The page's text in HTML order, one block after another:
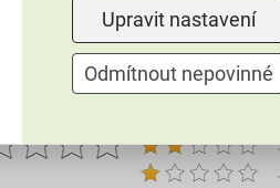
Upravit nastavení
Odmítnout nepovinné